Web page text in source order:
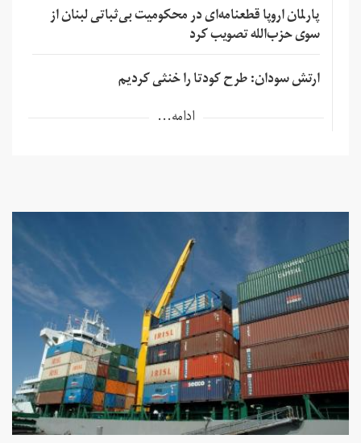
پارلمان اروپا قطعنامه‌ای در محکومیت بی‌ثباتی لبنان از
سوی حزب‌الله تصویب کرد
ارتش سودان: طرح کودتا را خنثی کردیم
ادامه...